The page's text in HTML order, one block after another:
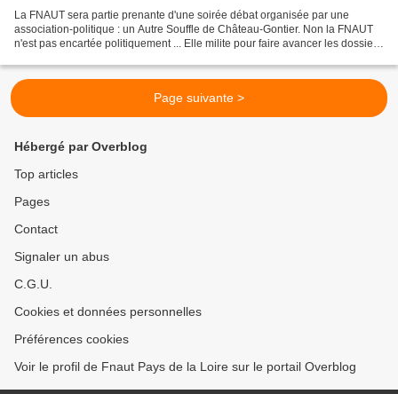
La FNAUT sera partie prenante d'une soirée débat organisée par une
association-politique : un Autre Souffle de Château-Gontier. Non la FNAUT
n'est pas encartée politiquement ... Elle milite pour faire avancer les dossiers
Page suivante >
Hébergé par Overblog
Top articles
Pages
Contact
Signaler un abus
C.G.U.
Cookies et données personnelles
Préférences cookies
Voir le profil de Fnaut Pays de la Loire sur le portail Overblog